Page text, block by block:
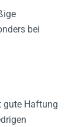
bei
gute Haftung